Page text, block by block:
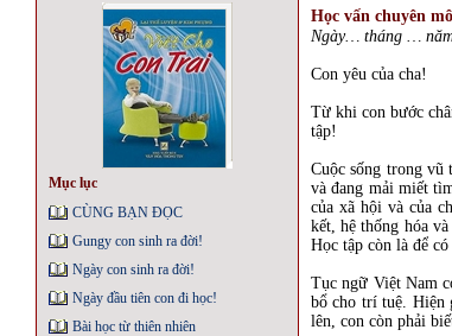
Mục lục
CÙNG BẠN ĐỌC
Gungy con sinh ra đời!
Ngày con sinh ra đời!
Ngày đầu tiên con đi học!
Bài học từ thiên nhiên
Học vấn chuyên
Ngày… tháng …
Con yêu của cha!
Từ khi con bước
tập!
Cuộc sống trong vũ
và đang mải miết
của xã hội và của
kết, hệ thống hóa
Học tập còn là để
Tục ngữ Việt Nam
bổ cho trí tuệ. Hiện
lên, con còn phải